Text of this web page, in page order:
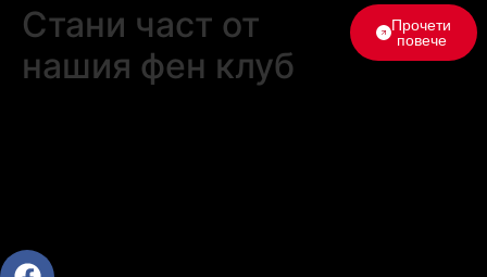
Стани част от
нашия фен клуб
Прочети
повече